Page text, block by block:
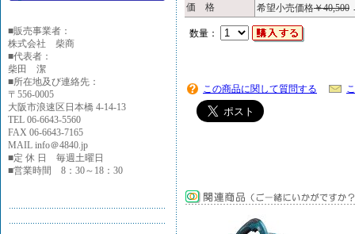
■販売事業者：
株式会社 柴商
■代表者：
柴田 潔
■所在地及び連絡先：
〒556-0005
大阪市浪速区日本橋 4-14-13
TEL 06-6643-5560
FAX 06-6643-7165
MAIL info＠4840.jp
■定 休 日 毎週土曜日
■営業時間 8：30～18：30
価 格
希望小売価格￥40,500
数量：
この商品に関して質問する